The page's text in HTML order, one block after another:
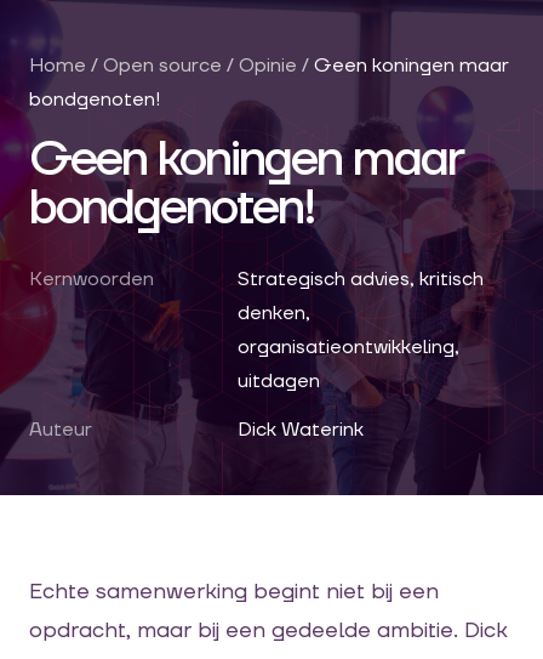
Home / Open source / Opinie / Geen koningen maar
bondgenoten!
Geen koningen maar
bondgenoten!
Kernwoorden
Strategisch advies, kritisch
denken,
organisatieontwikkeling,
uitdagen
Auteur
Dick Waterink
Echte samenwerking begint niet bij een
opdracht, maar bij een gedeelde ambitie. Dick